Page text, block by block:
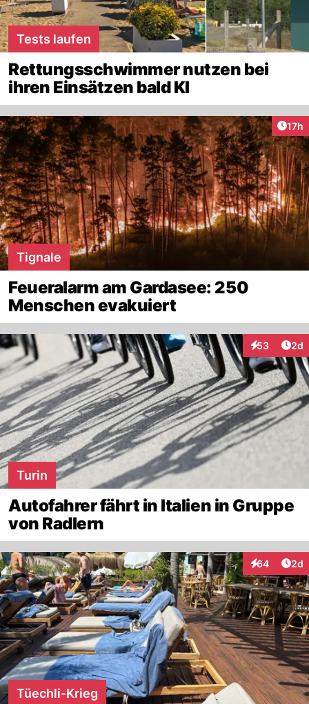
Tests laufen
Rettungsschwimmer nutzen bei
ihren Einsätzen bald KI
17h
Tignale
Feueralarm am Gardasee: 250
Menschen evakuiert
53
Interaktionen
2d
Turin
Autofahrer fährt in Italien in Gruppe
von Radlern
64
Interaktionen
2d
Tüechli-Krieg